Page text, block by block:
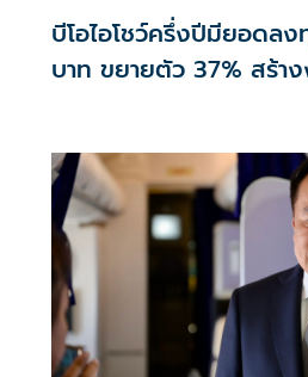
บีโอไอโชว์ครึ่งปีมียอดลง
บาท ขยายตัว 37% สร้า